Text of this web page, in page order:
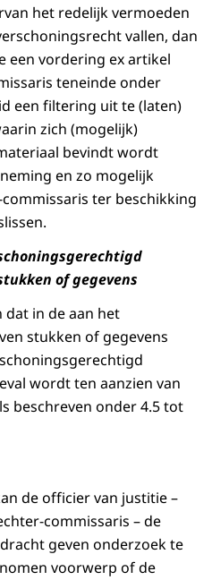
het redelijk vermoeden
vallen, dan
een vordering ex artikel
teneinde onder
een filtering uit te (laten)
zich (mogelijk)
bevindt wordt
en zo mogelijk
ter beschikking
of gegevens
in de aan het
stukken of gegevens
wordt ten aanzien van
beschreven onder 4.5 tot
de officier van justitie –
commissaris – de
geven onderzoek te
voorwerp of de